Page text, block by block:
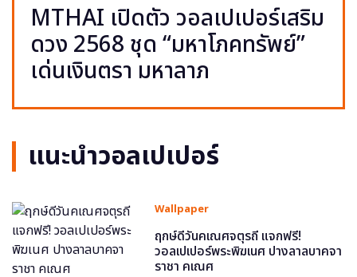
MTHAI เปิดตัว วอลเปเปอร์เสริม
ดวง 2568 ชุด “มหาโภคทรัพย์”
เด่นเงินตรา มหาลาภ
แนะนำวอลเปเปอร์
Wallpaper
ฤกษ์ดีวันคเณศจตุรถี แจกฟรี!
วอลเปเปอร์พระพิฆเนศ ปางลาลบาคจา
ราชา คเณศ